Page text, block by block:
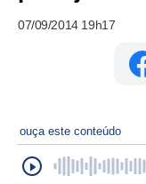
07/09/2014 19h17
ouça este conteúdo